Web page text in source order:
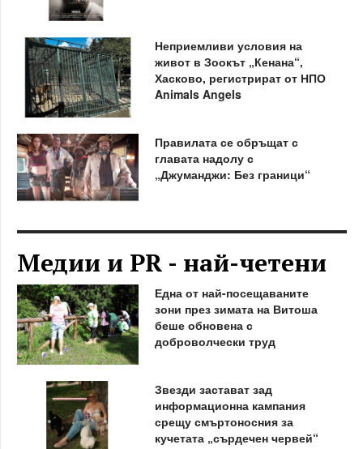
Неприемливи условия на
живот в Зоокът „Кенана“,
Хасково, регистрират от НПО
Animals Angels
Правилата се обръщат с
главата надолу с
„Джуманджи: Без граници“
Медии и PR - най-четени
Една от най-посещаваните
зони през зимата на Витоша
беше обновена с
доброволчески труд
Звезди застават зад
информационна кампания
срещу смъртоносния за
кучетата „сърдечен червей“